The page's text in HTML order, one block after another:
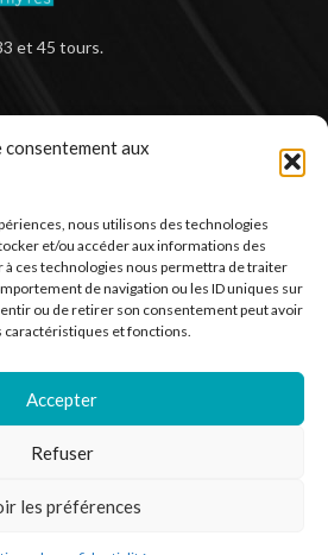
consentement aux
nous utilisons des technologies
et/ou accéder aux informations des
à ces technologies nous permettra de traiter
de navigation ou les ID uniques sur
ou de retirer son consentement peut avoir
et fonctions.
Accepter
Refuser
les préférences
et 45 tours.
293 B du CGI
Kilm Music2023